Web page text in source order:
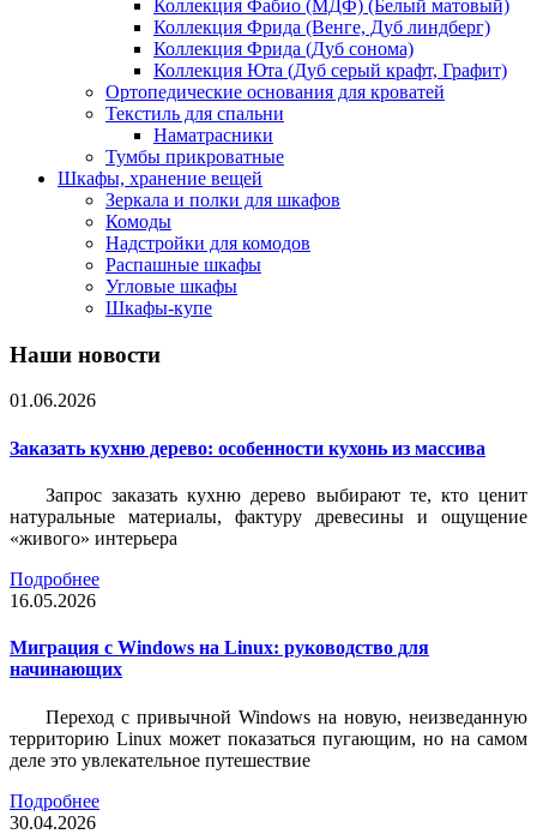
Коллекция Фабио (МДФ) (Белый матовый)
Коллекция Фрида (Венге, Дуб линдберг)
Коллекция Фрида (Дуб сонома)
Коллекция Юта (Дуб серый крафт, Графит)
Ортопедические основания для кроватей
Текстиль для спальни
Наматрасники
Тумбы прикроватные
Шкафы, хранение вещей
Зеркала и полки для шкафов
Комоды
Надстройки для комодов
Распашные шкафы
Угловые шкафы
Шкафы-купе
Наши новости
01.06.2026
Заказать кухню дерево: особенности кухонь из массива
Запрос заказать кухню дерево выбирают те, кто ценит
натуральные материалы, фактуру древесины и ощущение
«живого» интерьера
Подробнее
16.05.2026
Миграция с Windows на Linux: руководство для
начинающих
Переход с привычной Windows на новую, неизведанную
территорию Linux может показаться пугающим, но на самом
деле это увлекательное путешествие
Подробнее
30.04.2026